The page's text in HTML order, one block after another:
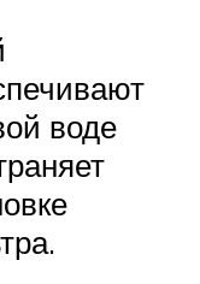
воде